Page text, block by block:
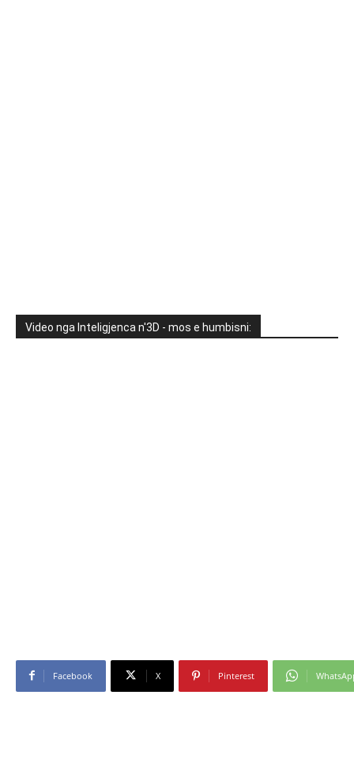
Video nga Inteligjenca n'3D - mos e humbisni:
Facebook X Pinterest